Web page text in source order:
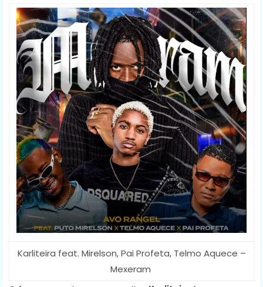
Karliteira feat. Mirelson, Pai Profeta, Telmo Aquece –
Mexeram